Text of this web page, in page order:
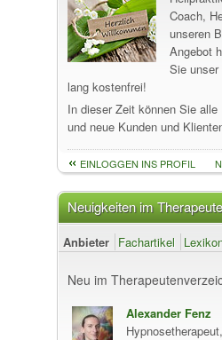
Coach,
unseren
Angebot
Sie
lang kostenfrei!
In dieser Zeit können Sie
und neue Kunden und
EINLOGGEN INS PROFIL
Neuigkeiten im
Anbieter Fachartikel
Neu im
Alexander Fenz
Hypnosetherapeut,